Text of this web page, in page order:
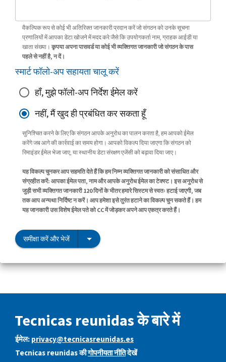
वैकल्पिक रूप से कोई भी अतिरिक्त जानकारी प्रदान करें जो संगठन को उनके सूचना
प्रणालियों में आपका डेटा खोजने में मदद करे जैसे कि उपयोगकर्ता नाम, ग्राहक आईडी या
खाता संख्या। कृपया अपना पासवर्ड या कोई भी व्यक्तिगत जानकारी जो संगठन के पास
पहले से नहीं है, न दें।
स्मार्ट फॉलो-अप सहायता चालू करें
हाँ, मुझे फॉलो-अप निर्देश ईमेल करें
नहीं, मैं खुद ही प्रबंधित कर सकता हूँ
सुनिश्चित करने के लिए कि संगठन आपके अनुरोध का पालन करता है, हम आपको ईमेल
करेंगे जब आगे की कार्रवाई का समय होगा। आपको विकल्प दिया जाएगा कि संगठन को
रिमाइंडर ईमेल भेजा जाए, या स्थानीय डेटा संरक्षण एजेंसी को बढ़ावा दिया जाए।
यह विकल्प चुनकर आप सहमति देते हैं कि हम निम्न व्यक्तिगत जानकारी को संसाधित और
संग्रहीत करें: आपका ईमेल पता, नाम और आपके अनुरोध ईमेल का टेक्स्ट। इस अनुरोध से
जुड़ी सभी व्यक्तिगत जानकारी 120 दिनों के भीतर हमारे सिस्टम से स्वतः हटाई जाएगी, जब
तक आप अन्यथा निर्दिष्ट न करें। आप हमेशा इसे तुरंत हटाने का विकल्प चुन सकते हैं। हम
यह जानकारी उस विशेष ईमेल पते को CC में जोड़कर अपने आप एकत्र करते हैं।
समीक्षा करें और भेजें
Tecnicas reunidas के बारे में
ईमेल: privacy@tecnicasreunidas.es
Tecnicas reunidas कीगोपनीयता नीतिदेखें